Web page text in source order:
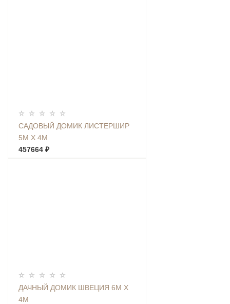
САДОВЫЙ ДОМИК ЛИСТЕРШИР
5М Х 4М
457664 ₽
ДАЧНЫЙ ДОМИК ШВЕЦИЯ 6М Х
4М